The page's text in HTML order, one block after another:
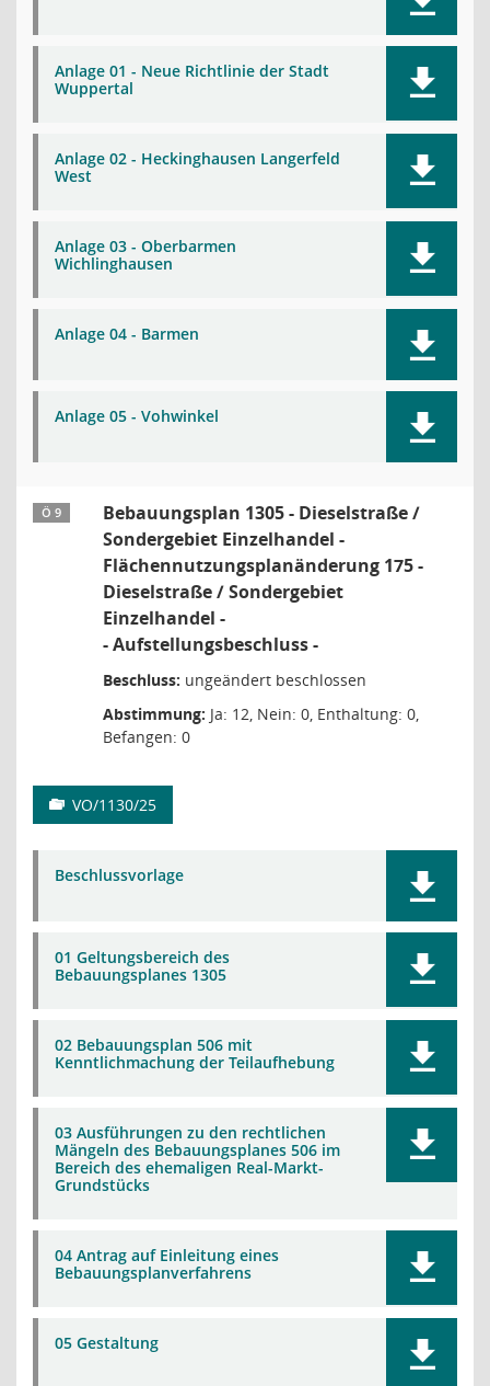
Anlage 01 - Neue Richtlinie der Stadt
Wuppertal
Anlage 02 - Heckinghausen Langerfeld
West
Anlage 03 - Oberbarmen
Wichlinghausen
Anlage 04 - Barmen
Anlage 05 - Vohwinkel
Ö 9
Bebauungsplan 1305 - Dieselstraße /
Sondergebiet Einzelhandel -
Flächennutzungsplanänderung 175 -
Dieselstraße / Sondergebiet
Einzelhandel -
- Aufstellungsbeschluss -
Beschluss: ungeändert beschlossen
Abstimmung: Ja: 12, Nein: 0, Enthaltung: 0,
Befangen: 0
VO/1130/25
Beschlussvorlage
01 Geltungsbereich des
Bebauungsplanes 1305
02 Bebauungsplan 506 mit
Kenntlichmachung der Teilaufhebung
03 Ausführungen zu den rechtlichen
Mängeln des Bebauungsplanes 506 im
Bereich des ehemaligen Real-Markt-
Grundstücks
04 Antrag auf Einleitung eines
Bebauungsplanverfahrens
05 Gestaltung